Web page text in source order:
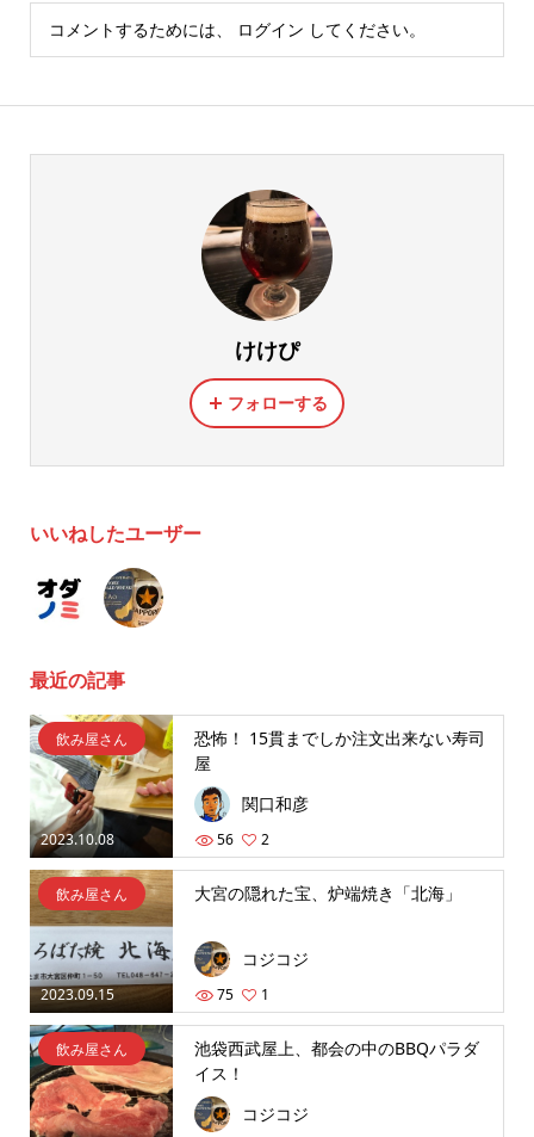
コメントするためには、 ログイン してください。
けけぴ
フォローする
いいねしたユーザー
最近の記事
2023.10.08
飲み屋さん
恐怖！ 15貫までしか注文出来ない寿司
屋
関口和彦
56 2
2023.09.15
飲み屋さん 大宮の隠れた宝、炉端焼き「北海」
コジコジ
75 1
飲み屋さん
池袋西武屋上、都会の中のBBQパラダ
イス！
コジコジ